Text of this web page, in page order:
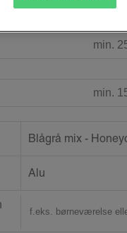
Blågrå mix -
Alu